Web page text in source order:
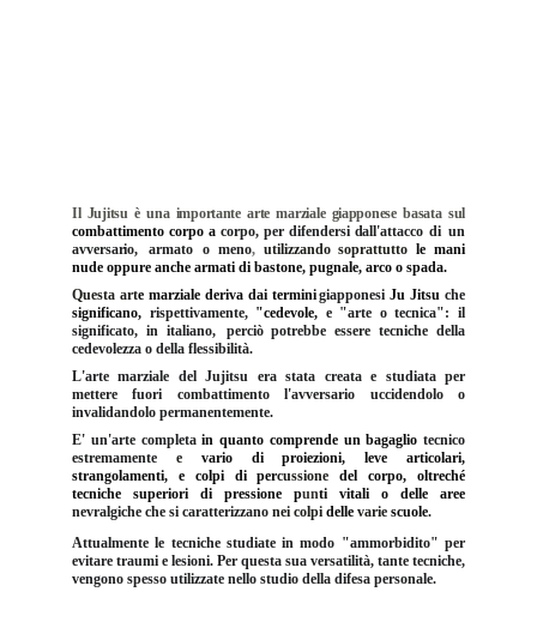
Il Jujitsu è una importante arte marziale giapponese basata sul
combattimento corpo a corpo, per difendersi dall'attacco di un
avversario, armato o meno, utilizzando soprattuttole mani
nude oppure anche armati di bastone, pugnale, arco o spada.
Questa arte marziale deriva dai terminigiapponesiJu Jitsuche
significano, rispettivamente, "cedevole, e "arte o tecnica": il
significato, in italiano,
perciò potrebbe essere tecniche della
cedevolezza o della flessibilità.
L'arte marziale del Jujitsu era stata creata e studiata per
mettere fuori combattimento l'avversario uccidendolo o
invalidandolo permanentemente.
E' un'arte completain quanto comprende un bagaglio tecnico
estremamente e vario di proiezioni, leve articolari,
strangolamenti, e colpi di percussionedel corpo, oltreché
tecniche superiori di pressione punti vitali o delle aree
nevralgiche che si caratterizzano nei colpi delle varie scuole.
Attualmente le tecniche studiate in modo "ammorbidito" per
evitare traumi e lesioni. Per questa sua versatilità, tante tecniche,
vengono spesso utilizzate nello studio della difesa personale.